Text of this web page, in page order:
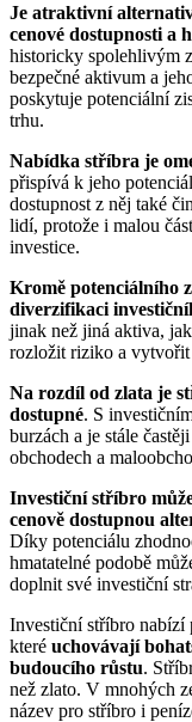
Je atraktivní
cenové dostupnosti a
historicky spolehlivým
bezpečné aktivum a
poskytuje potenciální
trhu.
Nabídka stříbra je
přispívá k jeho
dostupnost z něj také
lidí, protože i malou
investice.
Kromě potenciálního
diverzifikaci
jinak než jiná aktiva,
rozložit riziko a
Na rozdíl od zlata je
dostupné. S
burzách a je stále
obchodech a
Investiční stříbro
cenově dostupnou
Díky potenciálu
hmatatelné podobě
doplnit své investiční
Investiční stříbro nabízí
které uchovávají
budoucího růstu.
než zlato. V mnohých
název pro stříbro i